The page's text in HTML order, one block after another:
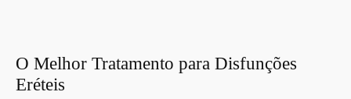
O Melhor Tratamento para Disfunções
Eréteis